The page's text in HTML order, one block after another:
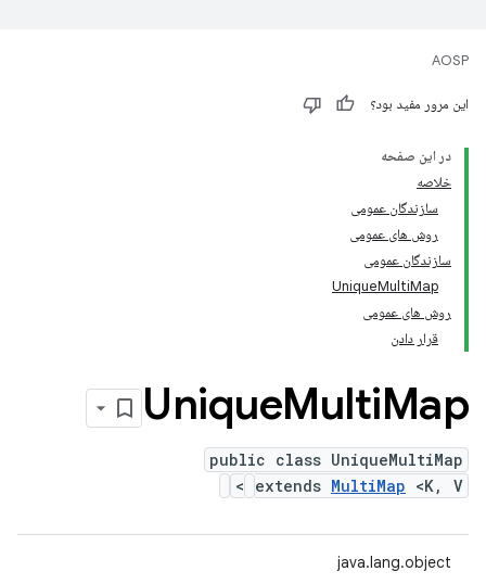
AOSP
این مرور مفید بود؟
در این صفحه
خلاصه
سازندگان عمومی
روش های عمومی
سازندگان عمومی
UniqueMultiMap
روش های عمومی
قرار دادن
UniqueMultiMap
public class UniqueMultiMap
extends MultiMap <K, V>
java.lang.object